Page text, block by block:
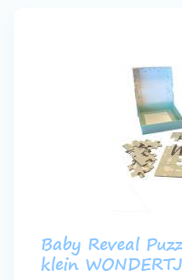
Baby Reveal
klein